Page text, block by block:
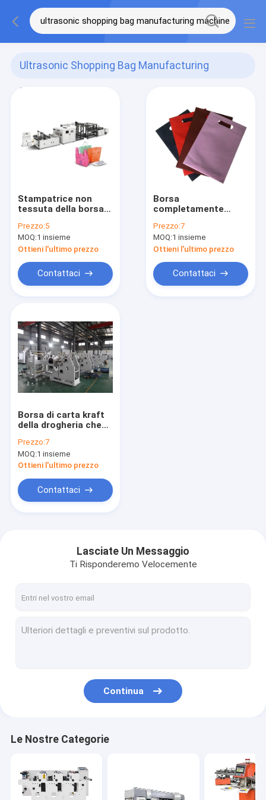
Ultrasonic Shopping Bag Manufacturing
Machine
Stampatrice non
tessuta della borsa
stampatrice non
tessuta automatica
della borsa del
tessuto di
Feeding#Ultrasonic
per il sacchetto della
Prezzo:5
MOQ:1 insieme
Ottieni l'ultimo prezzo
Contattaci
Borsa
completamente
rende a macchina
1.5kw acciaio
inossidabile non
tessuto con il
certificato del Ce
Prezzo:7
MOQ:1 insieme
Ottieni l'ultimo prezzo
Contattaci
Borsa di carta kraft
della drogheria che
macchina
13500*2300*2000mm
Prezzo:7
MOQ:1 insieme
Ottieni l'ultimo prezzo
Contattaci
Lasciate Un Messaggio
Ti Risponderemo Velocemente
Continua
Le Nostre Categorie